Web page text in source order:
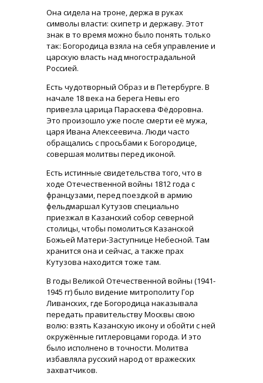
Она сидела на троне, держа в руках
символы власти: скипетр и державу. Этот
знак в то время можно было понять только
так: Богородица взяла на себя управление и
царскую власть над многострадальной
Россией.
Есть чудотворный Образ и в Петербурге. В
начале 18 века на берега Невы его
привезла царица Параскева Фёдоровна.
Это произошло уже после смерти её мужа,
царя Ивана Алексеевича. Люди часто
обращались с просьбами к Богородице,
совершая молитвы перед иконой.
Есть истинные свидетельства того, что в
ходе Отечественной войны 1812 года с
французами, перед поездкой в армию
фельдмаршал Кутузов специально
приезжал в Казанский собор северной
столицы, чтобы помолиться Казанской
Божьей Матери-Заступнице Небесной. Там
хранится она и сейчас, а также прах
Кутузова находится тоже там.
В годы Великой Отечественной войны (1941-
1945 гг) было видение митрополиту Гор
Ливанских, где Богородица наказывала
передать правительству Москвы свою
волю: взять Казанскую икону и обойти с ней
окружённые гитлеровцами города. И это
было исполнено в точности. Молитва
избавляла русский народ от вражеских
захватчиков.